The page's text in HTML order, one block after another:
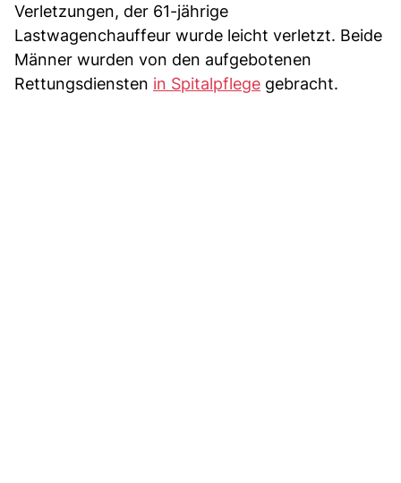
Verletzungen, der 61-jährige
Lastwagenchauffeur wurde leicht verletzt. Beide
Männer wurden von den aufgebotenen
Rettungsdiensten in Spitalpflege gebracht.